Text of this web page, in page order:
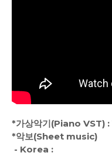
*가상악기(Piano
*악보(Sheet music)
- Korea :